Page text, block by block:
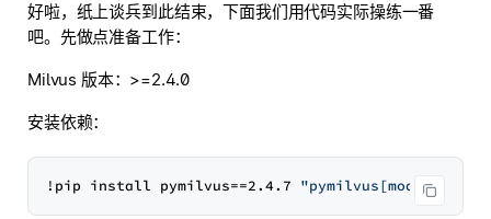
好啦，纸上谈兵到此结束，下面我们用代码实际操练一番
吧。先做点准备工作：
Milvus 版本：>=2.4.0
安装依赖：
!pip install pymilvus==2.4.7 "pymilvus[modle]"